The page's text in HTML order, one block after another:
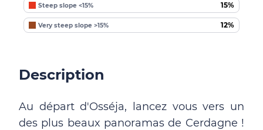
Steep slope <15% 15%
Very steep slope >15% 12%
Description
Au départ d'Osséja, lancez vous vers un
des plus beaux panoramas de Cerdagne !